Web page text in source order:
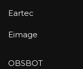
Eartec
Eimage
OBSBOT